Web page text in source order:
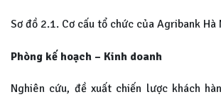
Sơ đồ 2.1. Cơ cấu tổ chức của Agribank Hà
Phòng kế hoạch – Kinh doanh
Nghiên cứu, đề xuất chiến lược khách